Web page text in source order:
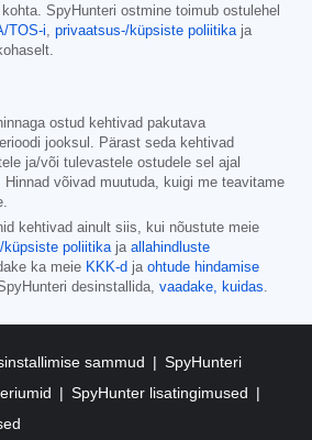
SpyHunteri ostmine toimub ostulehel
TOS-i, privaatsus-/küpsiste poliitikaja
ostud kehtivad pakutava
jooksul. Pärast seda kehtivad
ja/või tulevastele ostudele sel ajal
Hinnad võivad muutuda, kuigi me teavitame
kehtivad ainult siis, kui nõustute meie
küpsiste poliitikaja allahindluste
ka meie KKK-d ja ohtude hindamise
desinstallida, vaadake, kuidas.
sammud
SpyHunteri
SpyHunter lisatingimused